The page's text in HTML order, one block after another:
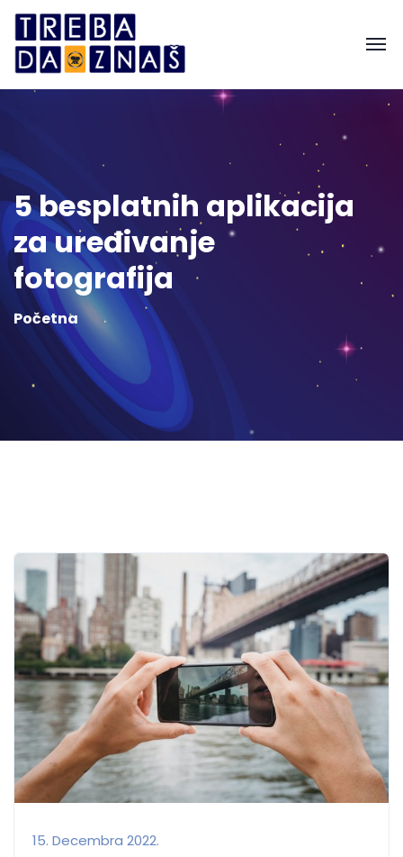
5 besplatnih aplikacija
za uređivanje
fotografija
Početna
15. Decembra 2022.